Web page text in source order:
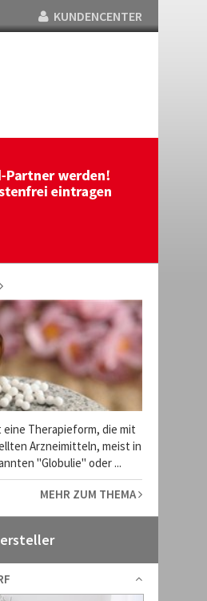
KUNDENCENTER
Therapieform, die mit
Arzneimitteln, meist in
"Globulie" oder ...
MEHR ZUM THEMA